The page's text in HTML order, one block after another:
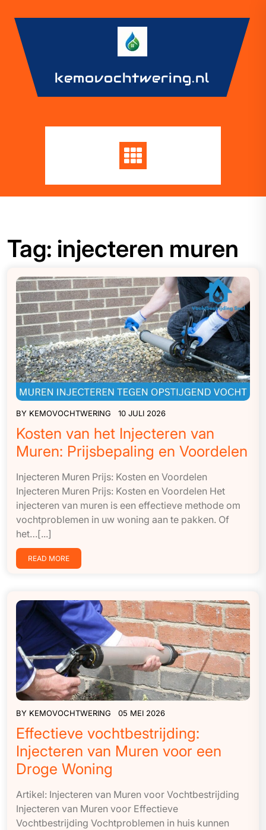
content
kemovochtwering.nl
Tag: injecteren muren
BY KEMOVOCHTWERING 10 JULI 2026
Kosten van het Injecteren van
Muren: Prijsbepaling en Voordelen
Injecteren Muren Prijs: Kosten en Voordelen
Injecteren Muren Prijs: Kosten en Voordelen Het
injecteren van muren is een effectieve methode om
vochtproblemen in uw woning aan te pakken. Of
het…[...]
READ MORE
BY KEMOVOCHTWERING 05 MEI 2026
Effectieve vochtbestrijding:
Injecteren van Muren voor een
Droge Woning
Artikel: Injecteren van Muren voor Vochtbestrijding
Injecteren van Muren voor Effectieve
Vochtbestrijding Vochtproblemen in huis kunnen